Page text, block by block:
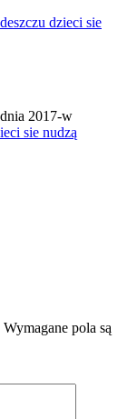
dzieci sie
2017-w
sie nudzą
Wymagane pola są